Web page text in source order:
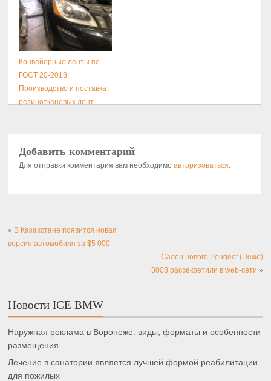
Конвейерные ленты по
ГОСТ 20-2018:
Производство и поставка
резинотканевых лент
Добавить комментарий
Для отправки комментария вам необходимоавторизоваться.
« В Казахстане появится новая
версия автомобиля за $5 000
Салон нового Peugeot (Пежо)
3008 рассекретили в web-сети »
Новости ICE BMW
Наружная реклама в Воронеже: виды, форматы и особенности
размещения
Лечение в санатории является лучшей формой реабилитации
для пожилых